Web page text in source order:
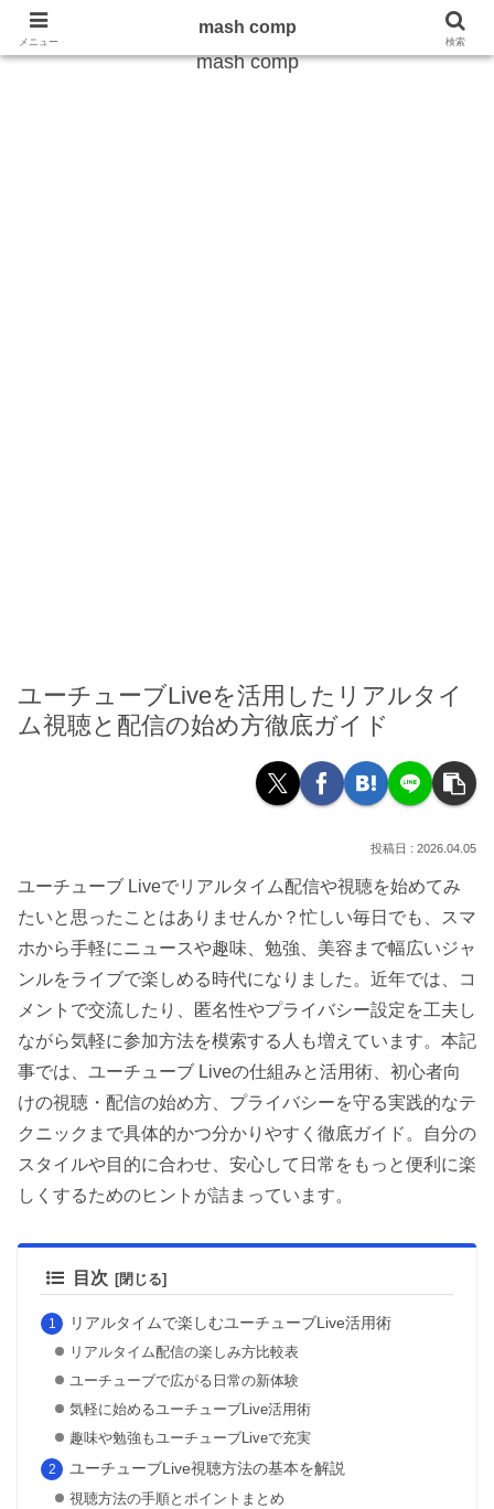
mash comp
ユーチューブLiveを活用したリアルタイ
ム視聴と配信の始め方徹底ガイド
2026.04.05
ユーチューブ Liveでリアルタイム配信や視聴を始めてみ
たいと思ったことはありませんか？忙しい毎日でも、スマ
ホから手軽にニュースや趣味、勉強、美容まで幅広いジャ
ンルをライブで楽しめる時代になりました。近年では、コ
メントで交流したり、匿名性やプライバシー設定を工夫し
ながら気軽に参加方法を模索する人も増えています。本記
事では、ユーチューブ Liveの仕組みと活用術、初心者向
けの視聴・配信の始め方、プライバシーを守る実践的なテ
クニックまで具体的かつ分かりやすく徹底ガイド。自分の
スタイルや目的に合わせ、安心して日常をもっと便利に楽
しくするためのヒントが詰まっています。
目次
リアルタイムで楽しむユーチューブLive活用術
リアルタイム配信の楽しみ方比較表
ユーチューブで広がる日常の新体験
気軽に始めるユーチューブLive活用術
趣味や勉強もユーチューブLiveで充実
ユーチューブLive視聴方法の基本を解説
視聴方法の手順とポイントまとめ
メニュー
mash comp
検索